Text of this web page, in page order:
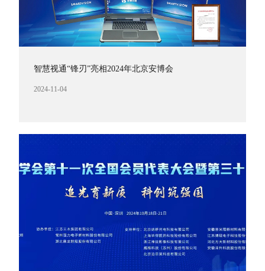
智慧视通“锋刃”亮相2024年北京安博会
2024-11-04